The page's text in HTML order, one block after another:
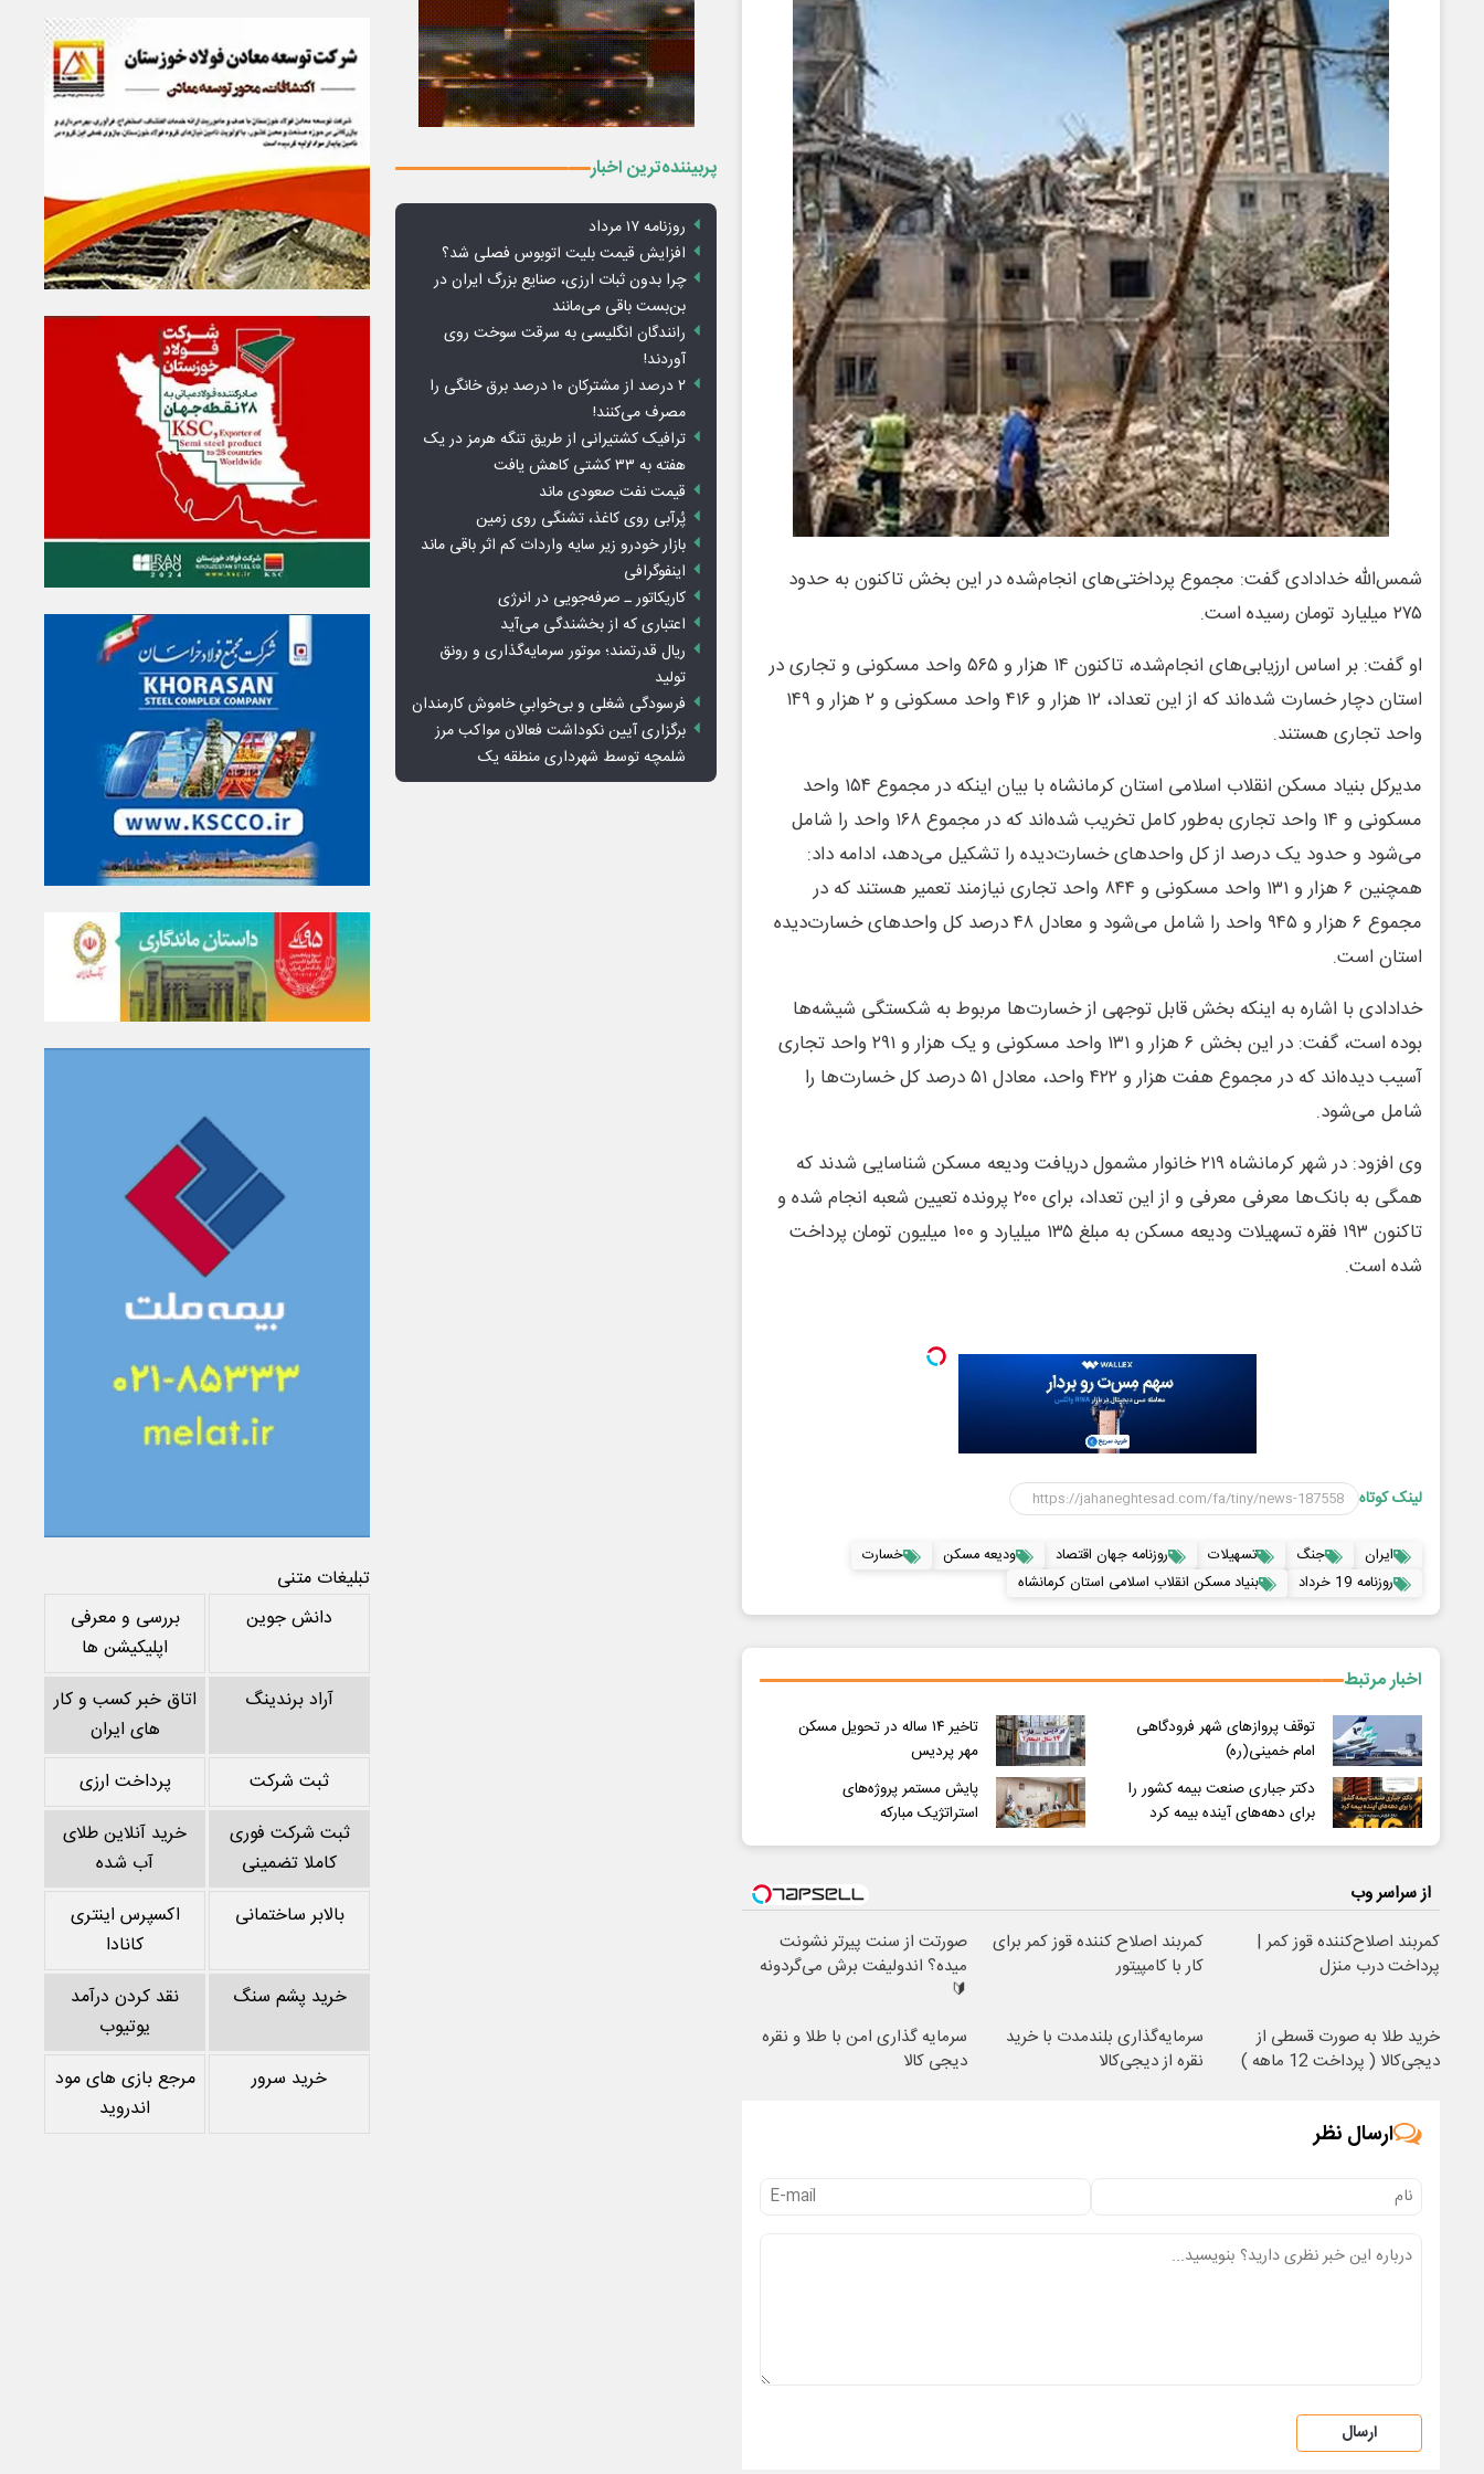
شمس‌الله خدادادی گفت: مجموع پرداختی‌های انجام‌شده در این بخش تاکنون به حدود
۲۷۵ میلیارد تومان رسیده است.
او گفت: بر اساس ارزیابی‌های انجام‌شده، تاکنون ۱۴ هزار و ۵۶۵ واحد مسکونی و تجاری در
استان دچار خسارت شده‌اند که از این تعداد، ۱۲ هزار و ۴۱۶ واحد مسکونی و ۲ هزار و ۱۴۹
واحد تجاری هستند.
مدیرکل بنیاد مسکن انقلاب اسلامی استان کرمانشاه با بیان اینکه در مجموع ۱۵۴ واحد
مسکونی و ۱۴ واحد تجاری به‌طور کامل تخریب شده‌اند که در مجموع ۱۶۸ واحد را شامل
می‌شود و حدود یک درصد از کل واحدهای خسارت‌دیده را تشکیل می‌دهد، ادامه داد:
همچنین ۶ هزار و ۱۳۱ واحد مسکونی و ۸۴۴ واحد تجاری نیازمند تعمیر هستند که در
مجموع ۶ هزار و ۹۴۵ واحد را شامل می‌شود و معادل ۴۸ درصد کل واحدهای خسارت‌دیده
استان است.
خدادادی با اشاره به اینکه بخش قابل توجهی از خسارت‌ها مربوط به شکستگی شیشه‌ها
بوده است، گفت: در این بخش ۶ هزار و ۱۳۱ واحد مسکونی و یک هزار و ۲۹۱ واحد تجاری
آسیب دیده‌اند که در مجموع هفت هزار و ۴۲۲ واحد، معادل ۵۱ درصد کل خسارت‌ها را
شامل می‌شود.
وی افزود: در شهر کرمانشاه ۲۱۹ خانوار مشمول دریافت ودیعه مسکن شناسایی شدند که
همگی به بانک‌ها معرفی معرفی و از این تعداد، برای ۲۰۰ پرونده تعیین شعبه انجام شده و
تاکنون ۱۹۳ فقره تسهیلات ودیعه مسکن به مبلغ ۱۳۵ میلیارد و ۱۰۰ میلیون تومان پرداخت
شده است.
لینک کوتاه
ایران جنگ تسهیلات روزنامه جهان اقتصاد ودیعه مسکن
خسارت
روزنامه 19 خرداد
بنیاد مسکن انقلاب اسلامی استان کرمانشاه
اخبار مرتبط
توقف پروازهای شهر فرودگاهی
امام خمینی(ره)
تاخیر ۱۴ ساله در تحویل مسکن
مهر پردیس
دکتر جباری صنعت بیمه کشور را
برای دهه‌های آینده بیمه کرد
پایش مستمر پروژه‌های
استراتژیک مبارکه
از سراسر وب
کمربند اصلاح‌کننده قوز کمر |
پرداخت درب منزل
کمربند اصلاح کننده قوز کمر برای
کار با کامپیتور
صورتت از سنت پیرتر نشونت
میده؟ اندولیفت برش می‌گردونه
🔰
خرید طلا به صورت قسطی از
دیجی‌کالا ( پرداخت 12 ماهه )
سرمایه‌گذاری بلندمدت با خرید
نقره از دیجی‌کالا
سرمایه گذاری امن با طلا و نقره
دیجی کالا
ارسال نظر
ارسال
پربیننده‌ترین اخبار
روزنامه ۱۷ مرداد
افزایش قیمت بلیت اتوبوس فصلی شد؟
چرا بدون ثبات ارزی، صنایع بزرگ ایران در
بن‌بست باقی می‌مانند
رانندگان انگلیسی به سرقت سوخت روی
آوردند!
۲ درصد از مشترکان ۱۰ درصد برق خانگی را
مصرف می‌کنند!
ترافیک کشتیرانی از طریق تنگه هرمز در یک
هفته به ۳۳ کشتی کاهش یافت
قیمت نفت صعودی ماند
پُرآبی روی کاغذ، تشنگی روی زمین
بازار خودرو زیر سایه واردات کم اثر باقی ماند
اینفوگرافی
کاریکاتور ـ صرفه‌جویی در انرژی
اعتباری که از بخشندگی می‌آید
ریال قدرتمند؛ موتور سرمایه‌گذاری و رونق
تولید
فرسودگی شغلی و بی‌خوابیِ خاموش کارمندان
برگزاری آیین نکوداشت فعالان مواکب مرز
شلمچه توسط شهرداری منطقه یک
تبلیغات متنی
دانش جوین
بررسی و معرفی
اپلیکیشن ها
آراد برندینگ
اتاق خبر کسب و کار
های ایران
ثبت شرکت
پرداخت ارزی
ثبت شرکت فوری
کاملا تضمینی
خرید آنلاین طلای
آب شده
بالابر ساختمانی
اکسپرس اینتری
کانادا
خرید پشم سنگ
نقد کردن درآمد
یوتیوب
خرید سرور
مرجع بازی های مود
اندروید